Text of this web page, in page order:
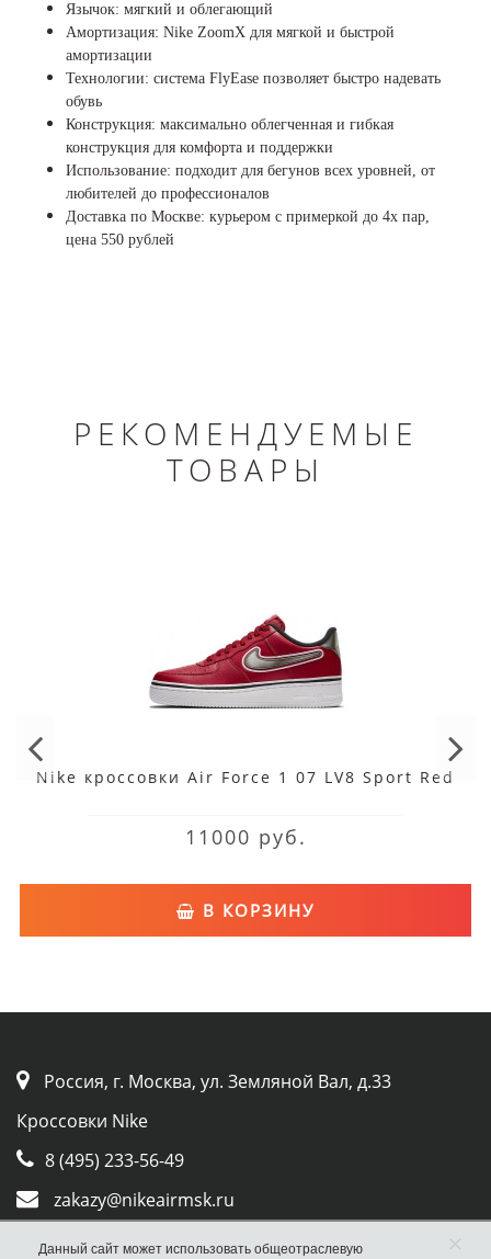
Язычок: мягкий и облегающий
Амортизация: Nike ZoomX для мягкой и быстрой
амортизации
Технологии: система FlyEase позволяет быстро надевать
обувь
Конструкция: максимально облегченная и гибкая
конструкция для комфорта и поддержки
Использование: подходит для бегунов всех уровней, от
любителей до профессионалов
Доставка по Москве: курьером с примеркой до 4х пар,
цена 550 рублей
РЕКОМЕНДУЕМЫЕ
ТОВАРЫ
Nike кроссовки Air Force 1 07 LV8 Sport Red
11000 руб.
В КОРЗИНУ
Россия, г. Москва, ул. Земляной Вал, д.33
Кроссовки Nike
8 (495) 233-56-49
zakazy@nikeairmsk.ru
Whatsapp
Данный сайт может использовать общеотраслевую ×